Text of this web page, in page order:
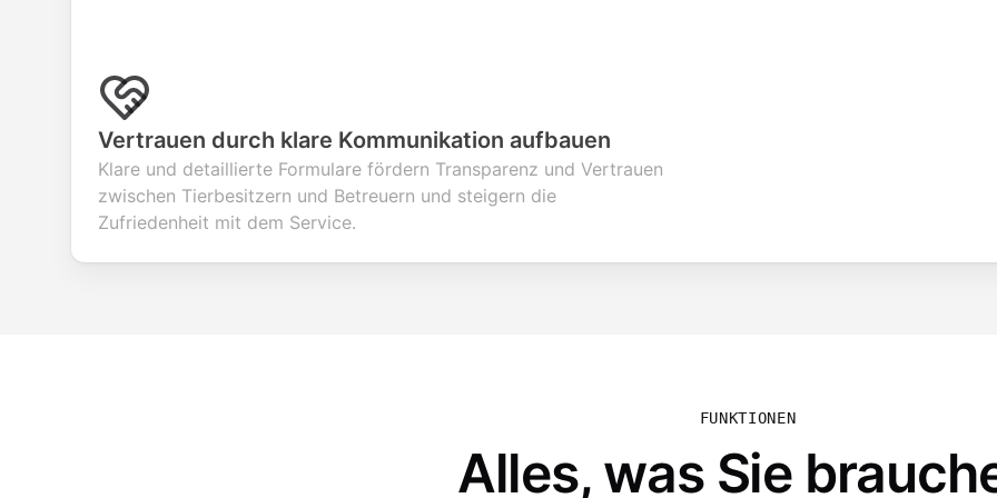
Vertrauen durch klare Kommunikation aufbauen
Klare und detaillierte Formulare fördern Transparenz und Vertrauen
zwischen Tierbesitzern und Betreuern und steigern die
Zufriedenheit mit dem Service.
FUNKTIONEN
Alles, was Sie